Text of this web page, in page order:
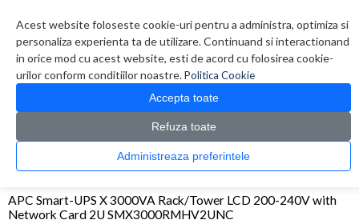
Acest website foloseste cookie-uri pentru a administra, optimiza si
personaliza experienta ta de utilizare. Continuand si interactionand
in orice mod cu acest website, esti de acord cu folosirea cookie-
urilor conform conditiilor noastre.Politica Cookie
Accepta toate
Refuza toate
Administreaza preferintele
0 produs(e)
CATALOG PRODUSE
UPS - Protectie > UPS > APC Smart-UPS X 3000VA Rack/Tower LCD
APC Smart-UPS X 3000VA Rack/Tower LCD 200-240V with
Network Card 2U SMX3000RMHV2UNC